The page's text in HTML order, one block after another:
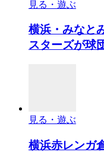
見る・遊ぶ
横浜・みなと
スターズが球
見る・遊ぶ
横浜赤レンガ